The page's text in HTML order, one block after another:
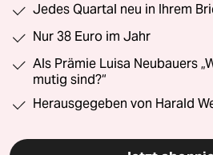
Jedes Quartal neu in Ihrem
Nur 38 Euro im Jahr
Als Prämie Luisa Neubauers
mutig sind?“
Herausgegeben von Harald